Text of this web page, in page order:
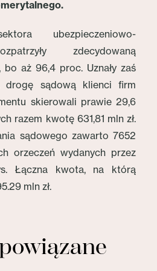
ubezpieczeniowo-
zdecydowaną
bo aż 96,4 proc. Uznały zaś
sądową klienci firm
skierowali prawie 29,6
razem kwotę 631,81 mln zł.
sądowego zawarto 7652
orzeczeń wydanych przez
Łączna kwota, na którą
mln zł.